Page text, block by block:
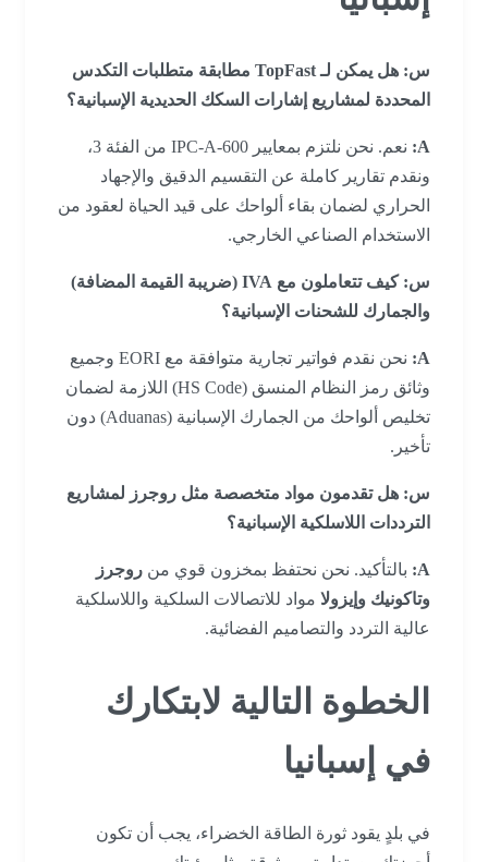
س: هل يمكن لـ TopFast مطابقة متطلبات التكدس
المحددة لمشاريع إشارات السكك الحديدية الإسبانية؟
نعم. نحن نلتزم بمعايير IPC-A-600 من الفئة 3،
ونقدم تقارير كاملة عن التقسيم الدقيق والإجهاد
الحراري لضمان بقاء ألواحك على قيد الحياة لعقود من
الاستخدام الصناعي الخارجي.
س: كيف تتعاملون مع IVA (ضريبة القيمة المضافة)
والجمارك للشحنات الإسبانية؟
نحن نقدم فواتير تجارية متوافقة مع EORI وجميع
وثائق رمز النظام المنسق (HS Code) اللازمة لضمان
تخليص ألواحك من الجمارك الإسبانية (Aduanas) دون
تأخير.
س: هل تقدمون مواد متخصصة مثل روجرز لمشاريع
الترددات اللاسلكية الإسبانية؟
بالتأكيد. نحن نحتفظ بمخزون قوي من روجرز
وتاكونيك وإيزولامواد للاتصالات السلكية واللاسلكية
عالية التردد والتصاميم الفضائية.
الخطوة التالية لابتكارك
في إسبانيا
في بلدٍ يقود ثورة الطاقة الخضراء، يجب أن تكون